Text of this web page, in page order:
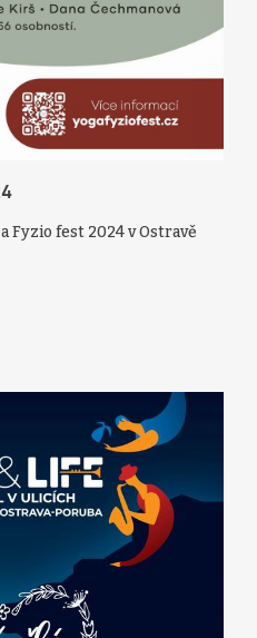
Fyzio fest 2024 v Ostravě